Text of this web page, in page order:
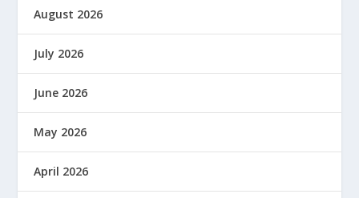
August 2026
July 2026
June 2026
May 2026
April 2026